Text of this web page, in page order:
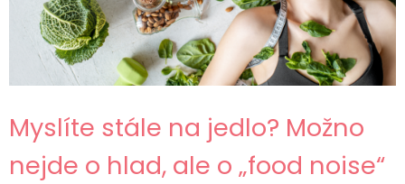
Myslíte stále na jedlo? Možno
nejde o hlad, ale o „food noise“